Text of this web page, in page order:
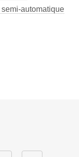
automatique